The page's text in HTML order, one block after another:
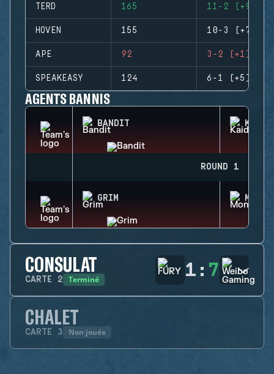
TERD 165 11-2 (+9)
HOVEN 155 10-3 (+7)
APE 92 3-2 (+1)
SPEAKEASY 124 6-1 (+5)
AGENTS BANNIS
BANDIT KAID
ROUND 1
GRIM
CONSULAT
CARTE 2 Terminé 1 : 7
CHALET
CARTE 3 Non jouée